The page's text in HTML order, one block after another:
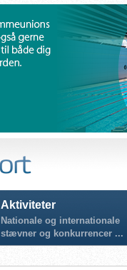
Aktiviteter
Nationale og internationale
stævner og konkurrencer ...